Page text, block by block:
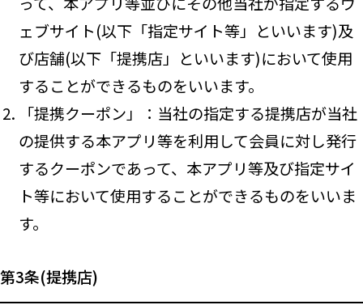
ェブサイト(以下「指定サイト等」といいます)及
び店舗(以下「提携店」といいます)において使用
することができるものをいいます。
「提携クーポン」：当社の指定する提携店が当社
の提供する本アプリ等を利用して会員に対し発行
するクーポンであって、本アプリ等及び指定サイ
ト等において使用することができるものをいいま
す。
第3条(提携店)